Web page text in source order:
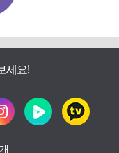
세요!